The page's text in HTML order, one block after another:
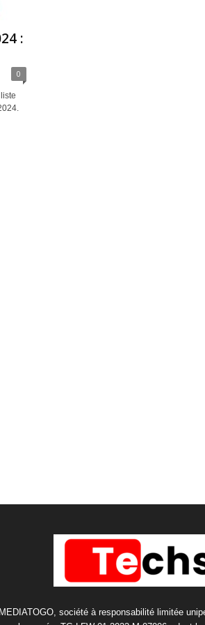
:
0
société à responsabilité limitée